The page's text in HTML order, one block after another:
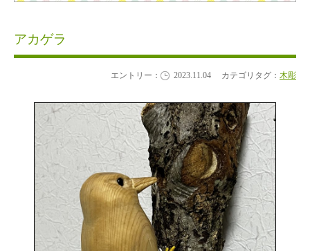
アカゲラ
エントリー： 2023.11.04 カテゴリタグ： 木彫